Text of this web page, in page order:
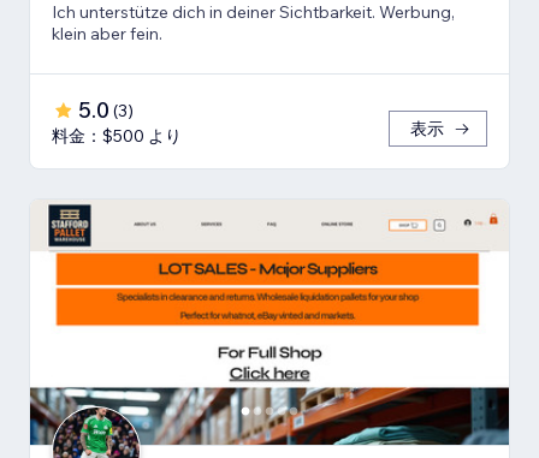
Ich unterstütze dich in deiner Sichtbarkeit. Werbung,
klein aber fein.
5.0 (3)
料金：$500 より
表示